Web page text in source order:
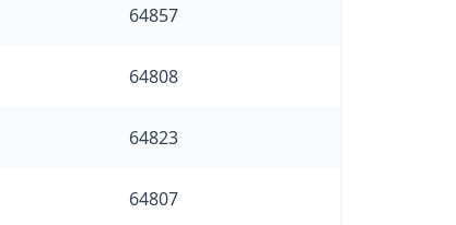
64857
64808
64823
64807